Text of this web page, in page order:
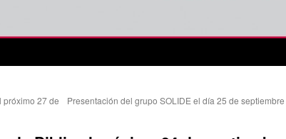
próximo 27 de
Presentación del grupo SOLIDE el día 25 de septiembre